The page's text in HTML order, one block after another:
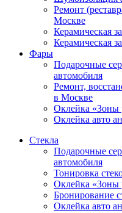
Ремонт
Москве
Керамическая
Керамическая
Фары
Подарочные
автомобиля
Ремонт,
в Москве
Оклейка «Зоны
Оклейка авто
Стекла
Подарочные
автомобиля
Тонировка
Оклейка «Зоны
Бронирование
Оклейка авто